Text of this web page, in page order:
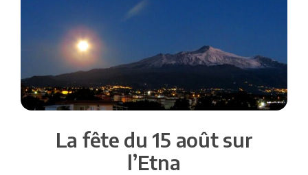
La fête du 15 août sur
l’Etna